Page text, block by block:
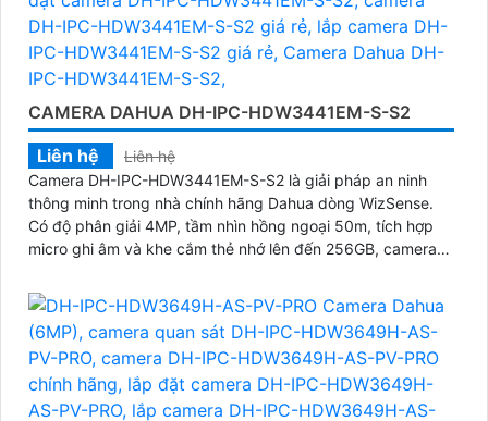
CAMERA DAHUA DH-IPC-HDW3441EM-S-S2
Liên hệ
Liên hệ
Camera DH-IPC-HDW3441EM-S-S2 là giải pháp an ninh
thông minh trong nhà chính hãng Dahua dòng WizSense.
Có độ phân giải 4MP, tầm nhìn hồng ngoại 50m, tích hợp
micro ghi âm và khe cắm thẻ nhớ lên đến 256GB, camera
ngày lẫn đêm